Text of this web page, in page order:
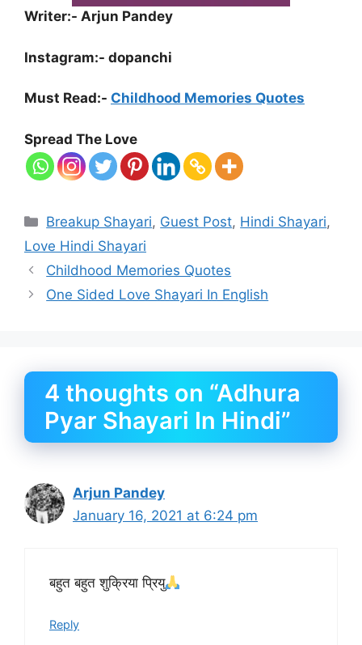
Writer:- Arjun Pandey
Instagram:- dopanchi
Must Read:- Childhood Memories Quotes
Spread The Love
Categories
Breakup Shayari, Guest Post, Hindi Shayari,
Love Hindi Shayari
Childhood Memories Quotes
One Sided Love Shayari In English
4 thoughts on “Adhura
Pyar Shayari In Hindi”
Arjun Pandey
January 16, 2021 at 6:24 pm
बहुत बहुत शुक्रिया प्रियु
Reply